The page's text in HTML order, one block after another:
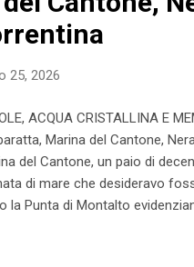
25, 2026
ACQUA CRISTALLINA E
Marina del Cantone,
del Cantone, un paio di
di mare che desideravo
la Punta di Montalto